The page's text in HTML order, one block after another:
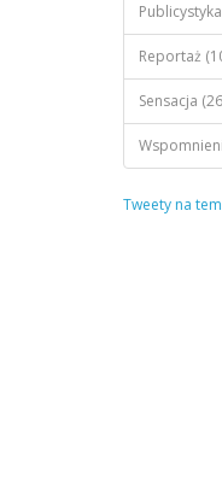
Reportaż
Sensacja
Tweety na